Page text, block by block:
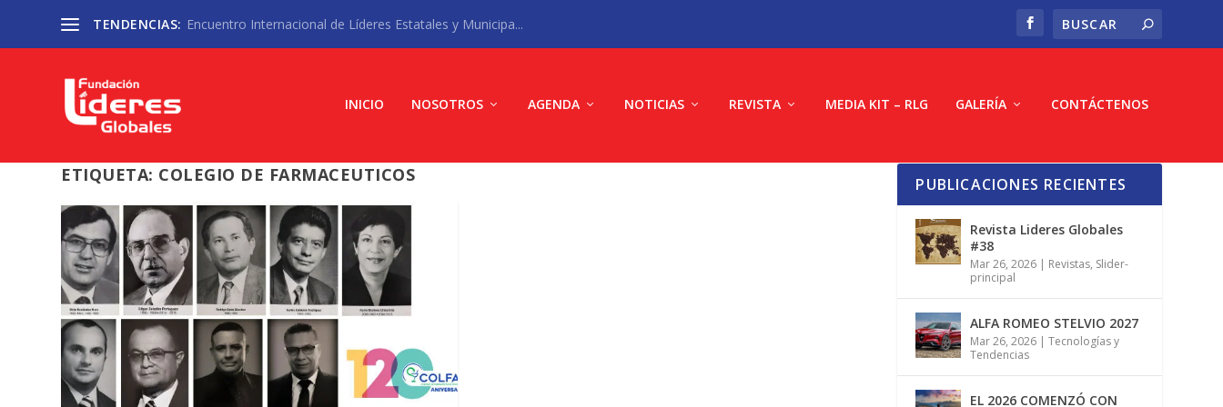
TENDENCIAS: Encuentro Internacional de Líderes Estatales y Municipa...
INICIO NOSOTROS AGENDA NOTICIAS REVISTA MEDIA KIT – RLG GALERÍA CONTÁCTENOS
ETIQUETA: COLEGIO DE FARMACEUTICOS PUBLICACIONES RECIENTES
Revista Lideres Globales
#38
Mar 26, 2026 | Revistas, Slider-
principal
ALFA ROMEO STELVIO 2027
Mar 26, 2026 |Tecnologías y
Tendencias
EL 2026 COMENZÓ CON